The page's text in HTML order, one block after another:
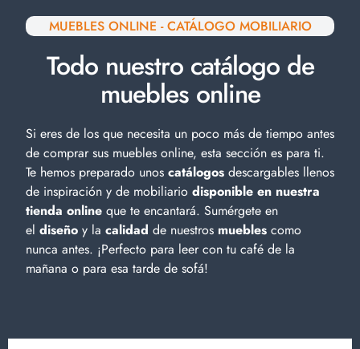
MUEBLES ONLINE - CATÁLOGO MOBILIARIO
Todo nuestro catálogo de
muebles online
Si eres de los que necesita un poco más de tiempo antes
de comprar sus muebles online, esta sección es para ti.
Te hemos preparado unos catálogos descargables llenos
de inspiración y de mobiliario disponible en nuestra
tienda online que te encantará. Sumérgete en
el diseño y la calidad de nuestros muebles como
nunca antes. ¡Perfecto para leer con tu café de la
mañana o para esa tarde de sofá!